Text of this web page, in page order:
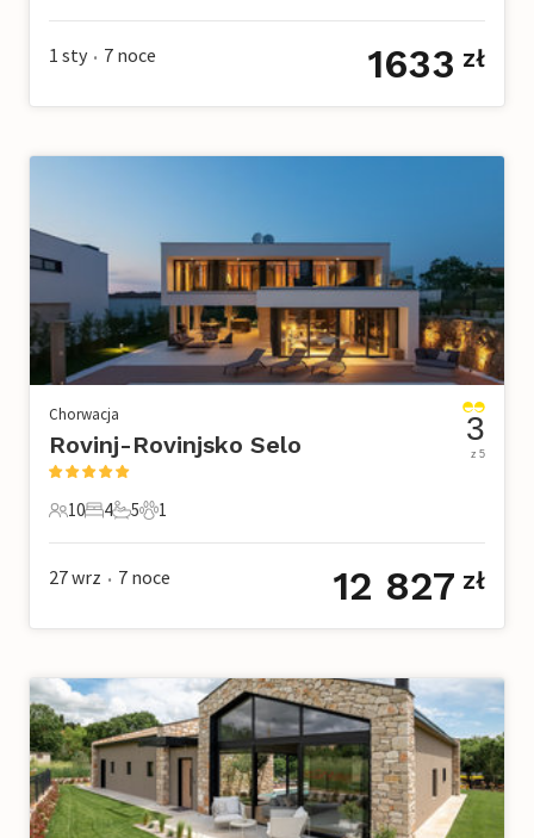
1 sty • 7 noce 1633 zł
Chorwacja
Rovinj-Rovinjsko Selo
10 Goście
10
4 Sypialnie
4
5 Łazienki
5
1 Zwierzę domowe
1
3
z 5
27 wrz • 7 noce 12 827 zł